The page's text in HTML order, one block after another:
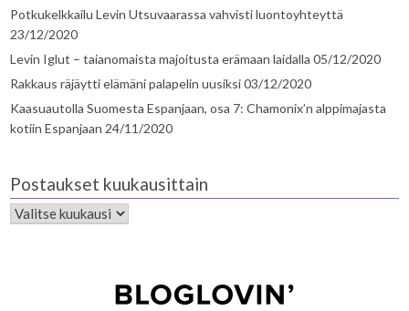
Potkukelkkailu Levin Utsuvaarassa vahvisti luontoyhteyttä
23/12/2020
Levin Iglut – taianomaista majoitusta erämaan laidalla 05/12/2020
Rakkaus räjäytti elämäni palapelin uusiksi03/12/2020
Kaasuautolla Suomesta Espanjaan, osa 7: Chamonix’n alppimajasta
kotiin Espanjaan 24/11/2020
Postaukset kuukausittain